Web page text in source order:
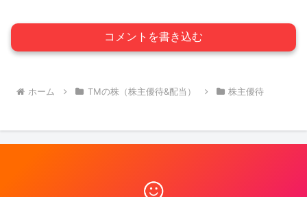
コメントを書き込む
ホーム TMの株（株主優待&配当） 株主優待